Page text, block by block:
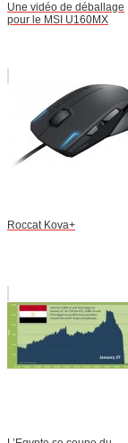
Une vidéo de déballage
pour le MSI U160MX
Roccat Kova+